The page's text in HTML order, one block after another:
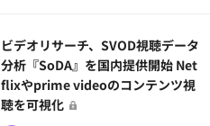
ビデオリサーチ、SVOD視聴データ
分析『SoDA』を国内提供開始 Net
flixやprime videoのコンテンツ視
聴を可視化